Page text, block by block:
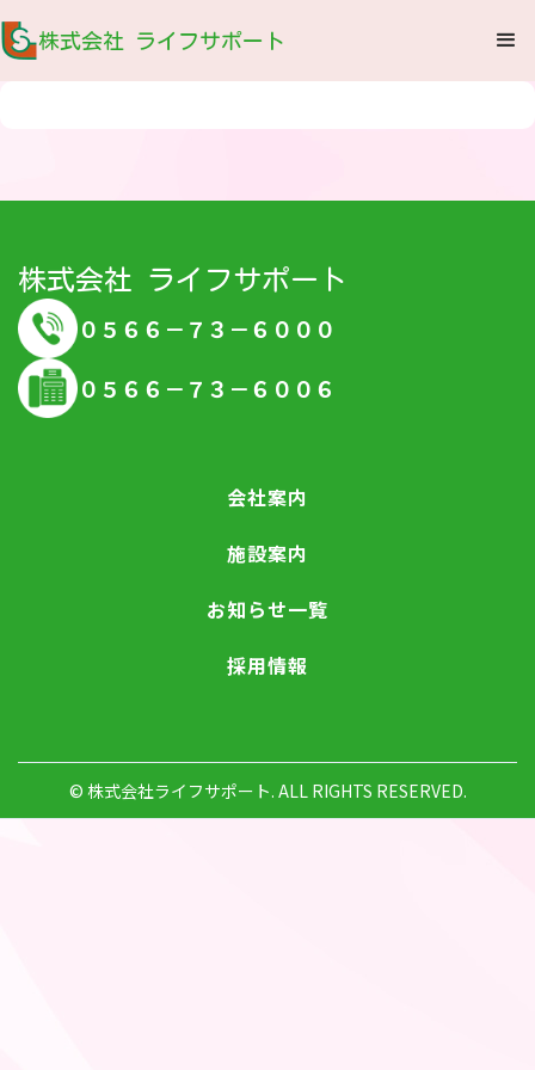
株式会社 ライフサポート
株式会社 ライフサポート
０５６６－７３－６０００
０５６６－７３－６００６
会社案内
施設案内
お知らせ一覧
採用情報
© 株式会社ライフサポート. ALL RIGHTS RESERVED.